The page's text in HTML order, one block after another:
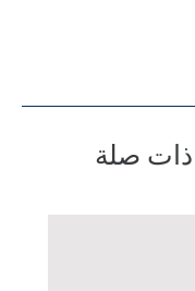
صلة